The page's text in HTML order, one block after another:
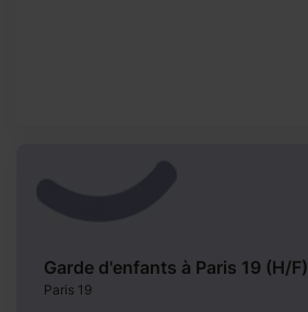
Garde d'enfants à Paris 19 (H/F)
Paris 19